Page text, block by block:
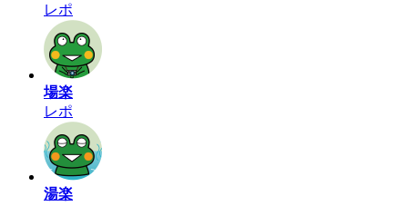
レポ
場楽
レポ
湯楽